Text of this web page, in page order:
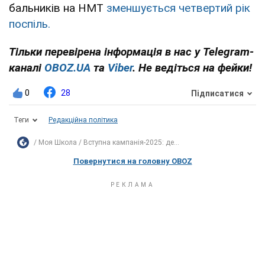
бальників на НМТ зменшується четвертий рік
поспіль.
Тільки перевірена інформація в нас у Telegram-
каналі OBOZ.UA та Viber. Не ведіться на фейки!
0 28 Підписатися
Теги Редакційна політика
Моя Школа Вступна кампанія-2025: де...
Повернутися на головну OBOZ